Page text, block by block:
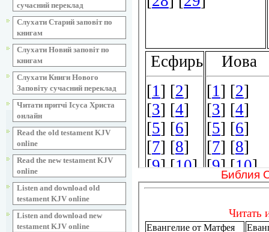
сучасний переклад
Слухати Старий заповіт по
книгам
Слухати Новий заповіт по
книгам
Слухати Книги Нового
Заповіту сучасний переклад
Читати притчі Ісуса Христа
онлайн
Read the old testament KJV
online
Read the new testament KJV
online
Listen and download old
testament KJV online
Listen and download new
testament KJV online
Библия